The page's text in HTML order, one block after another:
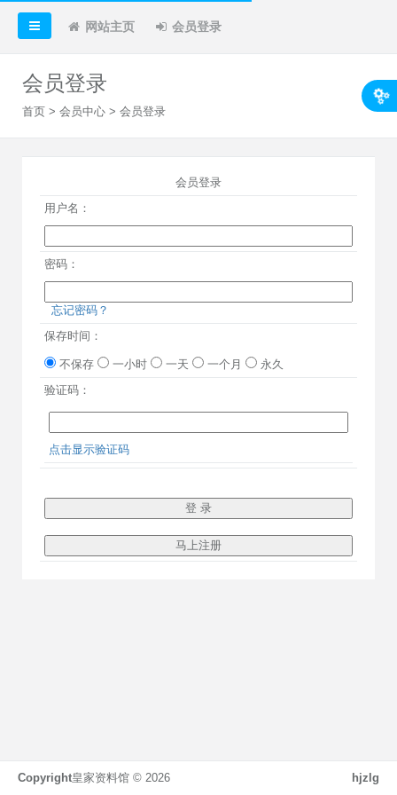
网站主页 会员登录
会员登录
首页 > 会员中心 > 会员登录
会员登录
用户名：
密码：
忘记密码？
保存时间：
不保存 一小时 一天 一个月
永久
验证码：
点击显示验证码
hjzlg
Copyright皇家资料馆 © 2026